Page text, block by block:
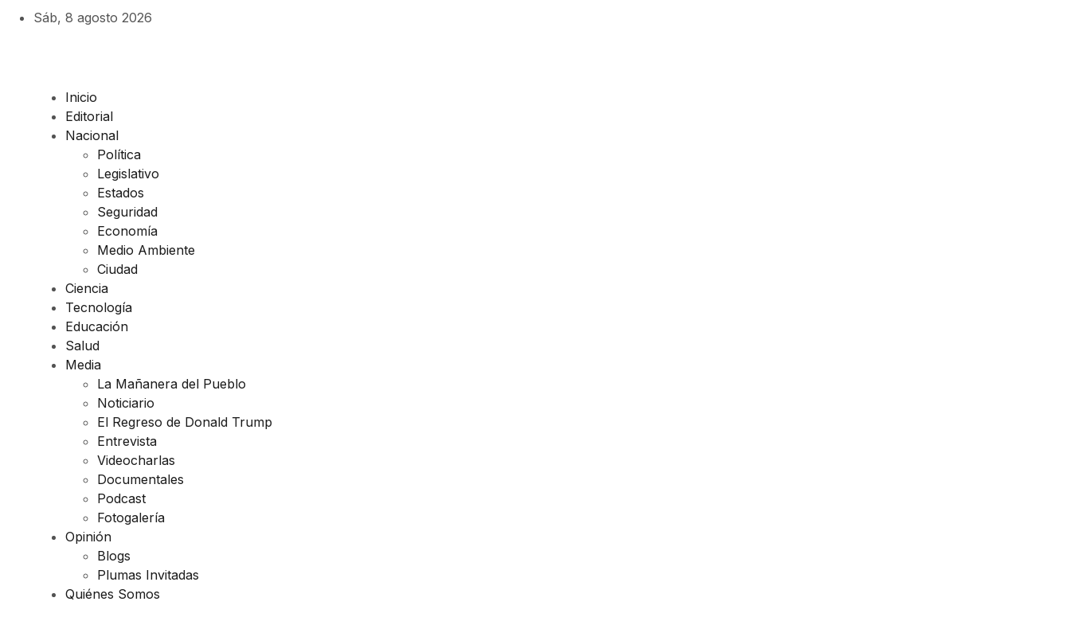
Sáb, 8 agosto 2026
Inicio
Editorial
Nacional
Política
Legislativo
Estados
Seguridad
Economía
Medio Ambiente
Ciudad
Ciencia
Tecnología
Educación
Salud
Media
La Mañanera del Pueblo
Noticiario
El Regreso de Donald Trump
Entrevista
Videocharlas
Documentales
Podcast
Fotogalería
Opinión
Blogs
Plumas Invitadas
Quiénes Somos